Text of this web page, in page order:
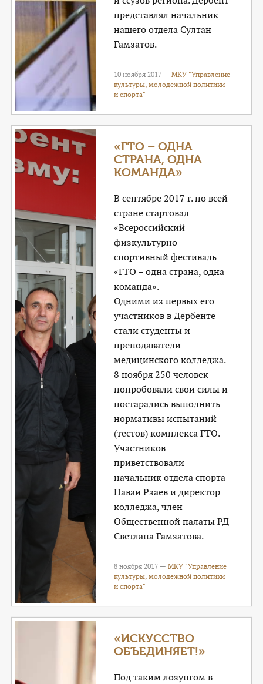
представлял начальник
нашего отдела Султан
Гамзатов.
10 ноября 2017 —МКУ "Управление
культуры, молодежной политики
и спорта"
«ГТО – ОДНА
СТРАНА, ОДНА
КОМАНДА»
В сентябре 2017 г. по всей
стране стартовал
«Всероссийский
физкультурно-
спортивный фестиваль
«ГТО – одна страна, одна
команда».
Одними из первых его
участников в Дербенте
стали студенты и
преподаватели
медицинского колледжа.
8 ноября 250 человек
попробовали свои силы и
постарались выполнить
нормативы испытаний
(тестов) комплекса ГТО.
Участников
приветствовали
начальник отдела спорта
Наваи Рзаев и директор
колледжа, член
Общественной палаты РД
Светлана Гамзатова.
8 ноября 2017 —МКУ "Управление
культуры, молодежной политики
и спорта"
«ИСКУССТВО
ОБЪЕДИНЯЕТ!»
Под таким лозунгом в